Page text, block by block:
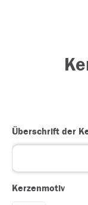
Überschrift der
Kerzenmotiv